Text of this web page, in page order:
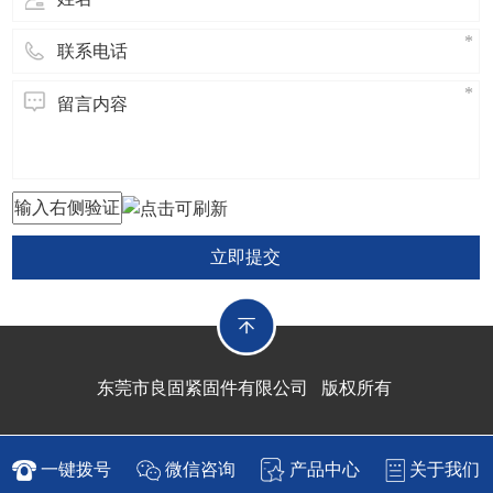
立即提交
东莞市良固紧固件有限公司 版权所有
一键拨号 微信咨询 产品中心 关于我们